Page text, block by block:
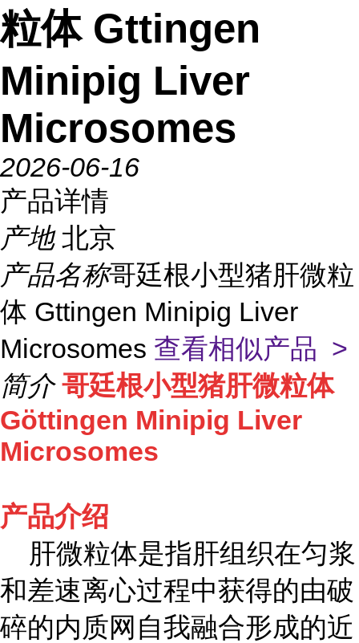
粒体 Gttingen
Minipig Liver
Microsomes
2026-06-16
产品详情
产地 北京
产品名称哥廷根小型猪肝微粒
体 Gttingen Minipig Liver
Microsomes 查看相似产品 >
简介 哥廷根小型猪肝微粒体
Göttingen Minipig Liver
Microsomes
产品介绍
肝微粒体是指肝组织在匀浆
和差速离心过程中获得的由破
碎的内质网自我融合形成的近